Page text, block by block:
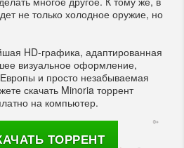
не только холодное оружие, но
HD-графика, адаптированная
визуальное оформление,
и просто незабываемая
скачать Minoria торрент
на компьютер.
ТОРРЕНТ